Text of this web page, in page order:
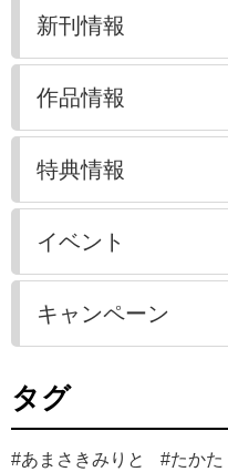
新刊情報
作品情報
特典情報
イベント
キャンペーン
タグ
#あまさきみりと #たかた